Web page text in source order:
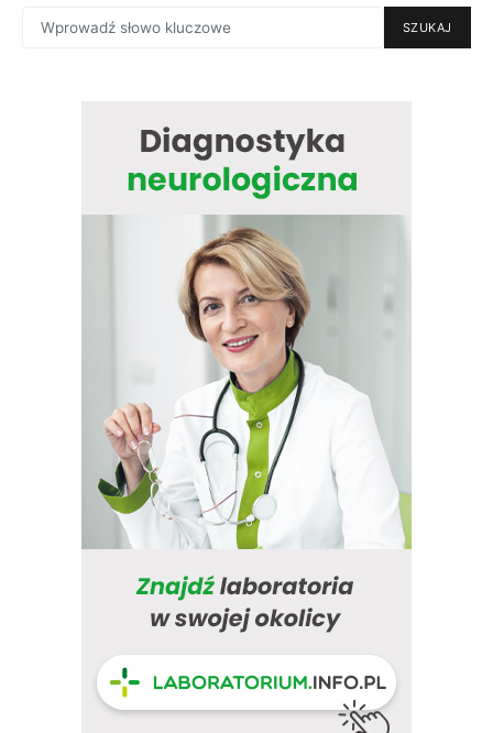
FOR:
SZUKAJ